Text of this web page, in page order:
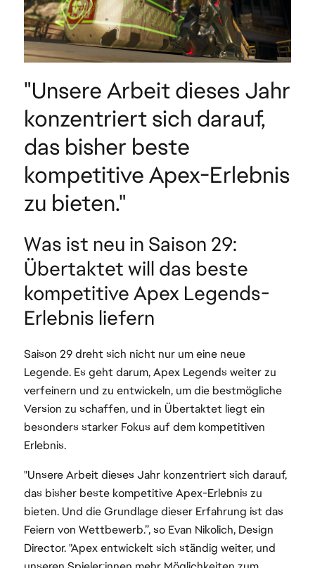
"Unsere Arbeit dieses Jahr
konzentriert sich darauf,
das bisher beste
kompetitive Apex-Erlebnis
zu bieten."
Was ist neu in Saison 29:
Übertaktet will das beste
kompetitive Apex Legends-
Erlebnis liefern
Saison 29 dreht sich nicht nur um eine neue
Legende. Es geht darum, Apex Legends weiter zu
verfeinern und zu entwickeln, um die bestmögliche
Version zu schaffen, und in Übertaktet liegt ein
besonders starker Fokus auf dem kompetitiven
Erlebnis.
"Unsere Arbeit dieses Jahr konzentriert sich darauf,
das bisher beste kompetitive Apex-Erlebnis zu
bieten. Und die Grundlage dieser Erfahrung ist das
Feiern von Wettbewerb.”, so Evan Nikolich, Design
Director. "Apex entwickelt sich ständig weiter, und